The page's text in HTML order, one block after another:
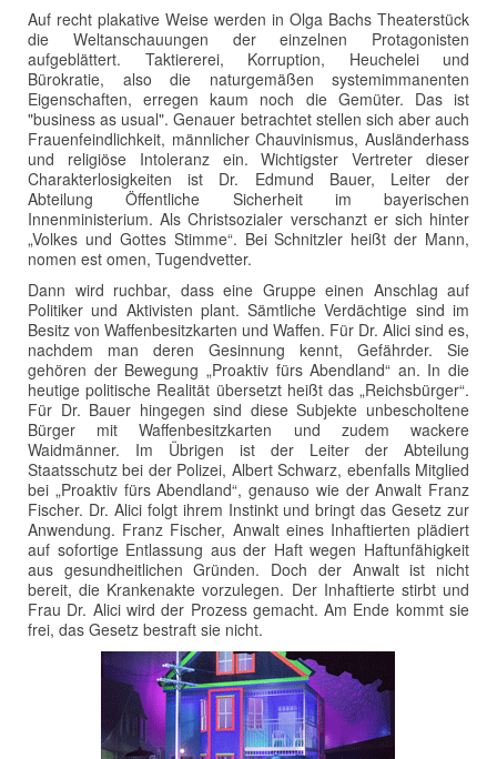
Auf recht plakative Weise werden in Olga Bachs Theaterstück
die Weltanschauungen der einzelnen Protagonisten
aufgeblättert. Taktiererei, Korruption, Heuchelei und
Bürokratie, also die naturgemäßen systemimmanenten
Eigenschaften, erregen kaum noch die Gemüter. Das ist
"business as usual". Genauer betrachtet stellen sich aber auch
Frauenfeindlichkeit, männlicher Chauvinismus, Ausländerhass
und religiöse Intoleranz ein. Wichtigster Vertreter dieser
Charakterlosigkeiten ist Dr. Edmund Bauer, Leiter der
Abteilung Öffentliche Sicherheit im bayerischen
Innenministerium. Als Christsozialer verschanzt er sich hinter
„Volkes und Gottes Stimme“. Bei Schnitzler heißt der Mann,
nomen est omen, Tugendvetter.
Dann wird ruchbar, dass eine Gruppe einen Anschlag auf
Politiker und Aktivisten plant. Sämtliche Verdächtige sind im
Besitz von Waffenbesitzkarten und Waffen. Für Dr. Alici sind es,
nachdem man deren Gesinnung kennt, Gefährder. Sie
gehören der Bewegung „Proaktiv fürs Abendland“ an. In die
heutige politische Realität übersetzt heißt das „Reichsbürger“.
Für Dr. Bauer hingegen sind diese Subjekte unbescholtene
Bürger mit Waffenbesitzkarten und zudem wackere
Waidmänner. Im Übrigen ist der Leiter der Abteilung
Staatsschutz bei der Polizei, Albert Schwarz, ebenfalls Mitglied
bei „Proaktiv fürs Abendland“, genauso wie der Anwalt Franz
Fischer. Dr. Alici folgt ihrem Instinkt und bringt das Gesetz zur
Anwendung. Franz Fischer, Anwalt eines Inhaftierten plädiert
auf sofortige Entlassung aus der Haft wegen Haftunfähigkeit
aus gesundheitlichen Gründen. Doch der Anwalt ist nicht
bereit, die Krankenakte vorzulegen. Der Inhaftierte stirbt und
Frau Dr. Alici wird der Prozess gemacht. Am Ende kommt sie
frei, das Gesetz bestraft sie nicht.